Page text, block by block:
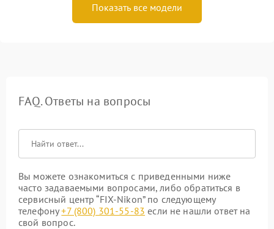
Показать все модели
FAQ. Ответы на вопросы
Вы можете ознакомиться с приведенными ниже
часто задаваемыми вопросами, либо обратиться в
сервисный центр “FIX-Nikon” по следующему
телефону+7 (800) 301-55-83 если не нашли ответ на
свой вопрос.